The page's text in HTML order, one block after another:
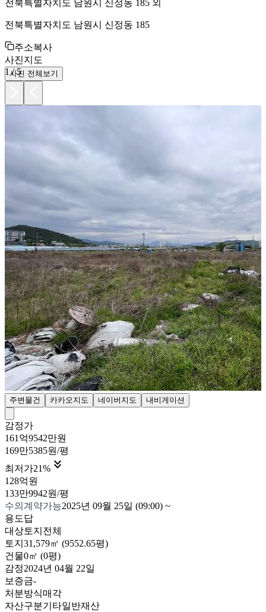
전북특별자치도 남원시 신정동 185 외
전북특별자치도 남원시 신정동 185
주소복사
사진지도
1 /5
사진 전체보기
주변물건 카카오지도 네이버지도 내비게이션
감정가
161억9542만원
169만5385원/평
최저가21% 
128억원
133만9942원/평
수의계약가능2025년 09월 25일 (09:00) ~
용도답
대상토지전체
토지 31,579㎡ (9552.65평)
건물0㎡ (0평)
감정2024년 04월 22일
보증금-
처분방식매각
자산구분기타일반재산